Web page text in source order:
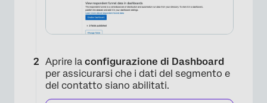
Aprire la configurazione di Dashboard
per assicurarsi che i dati del segmento e
del contatto siano abilitati.